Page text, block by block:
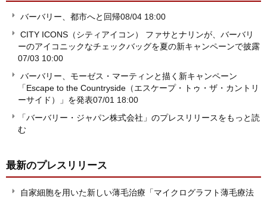
バーバリー、都市へと回帰08/04 18:00
CITY ICONS（シティアイコン） ファサとナリンが、バーバリ
ーのアイコニックなチェックバッグを夏の新キャンペーンで披露
07/03 10:00
バーバリー、モーゼス・マーティンと描く新キャンペーン
「Escape to the Countryside（エスケープ・トゥ・ザ・カントリ
ーサイド）」を発表07/01 18:00
「バーバリー・ジャパン株式会社」のプレスリリースをもっと読
む
最新のプレスリリース
自家細胞を用いた新しい薄毛治療「マイクログラフト薄毛療法